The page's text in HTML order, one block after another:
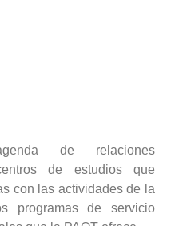
de relaciones
de estudios que
con las actividades de la
programas de servicio